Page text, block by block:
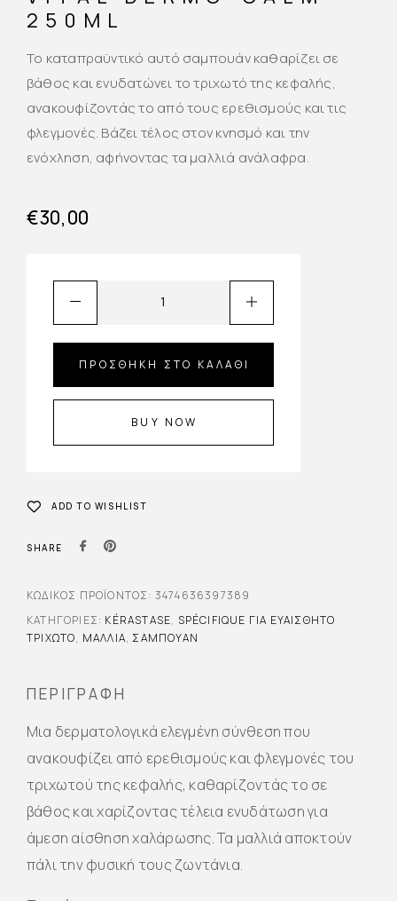
250ML
Το καταπραϋντικό αυτό σαμπουάν καθαρίζει σε
βάθος και ενυδατώνει το τριχωτό της κεφαλής,
ανακουφίζοντάς το από τους ερεθισμούς και τις
φλεγμονές. Βάζει τέλος στον κνησμό και την
ενόχληση, αφήνοντας τα μαλλιά ανάλαφρα.
€30,00
ΠΡΟΣΘΉΚΗ ΣΤΟ ΚΑΛΆΘΙ
BUY NOW
ADD TO WISHLIST
SHARE
ΠΕΡΙΓΡΑΦΉ
Μια δερματολογικά ελεγμένη σύνθεση που
ανακουφίζει από ερεθισμούς και φλεγμονές του
τριχωτού της κεφαλής, καθαρίζοντάς το σε
βάθος και χαρίζοντας τέλεια ενυδάτωση για
άμεση αίσθηση χαλάρωσης. Τα μαλλιά αποκτούν
πάλι την φυσική τους ζωντάνια.
ΚΩΔΙΚΌΣ ΠΡΟΪΌΝΤΟΣ: 3474636397389
ΚΑΤΗΓΟΡΊΕΣ: KÉRASTASE, SPÉCIFIQUE ΓΙΑ ΕΥΑΊΣΘΗΤΟ
ΤΡΙΧΩΤΌ, ΜΑΛΛΙΆ, ΣΑΜΠΟΥΆΝ